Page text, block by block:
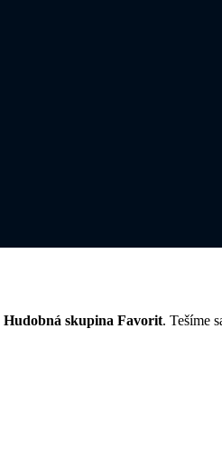
Hudobná skupina Favorit. Tešíme